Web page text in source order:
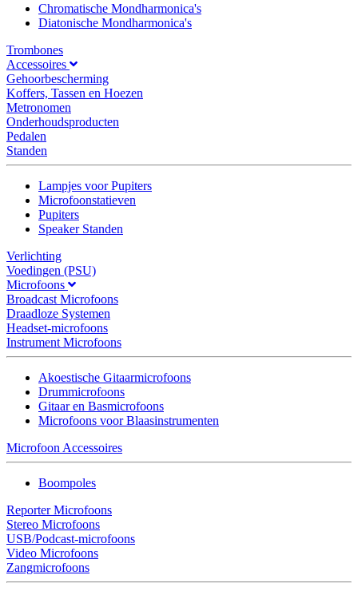
Chromatische Mondharmonica's
Diatonische Mondharmonica's
Trombones
Accessoires
Gehoorbescherming
Koffers, Tassen en Hoezen
Metronomen
Onderhoudsproducten
Pedalen
Standen
Lampjes voor Pupiters
Microfoonstatieven
Pupiters
Speaker Standen
Verlichting
Voedingen (PSU)
Microfoons
Broadcast Microfoons
Draadloze Systemen
Headset-microfoons
Instrument Microfoons
Akoestische Gitaarmicrofoons
Drummicrofoons
Gitaar en Basmicrofoons
Microfoons voor Blaasinstrumenten
Microfoon Accessoires
Boompoles
Reporter Microfoons
Stereo Microfoons
USB/Podcast-microfoons
Video Microfoons
Zangmicrofoons